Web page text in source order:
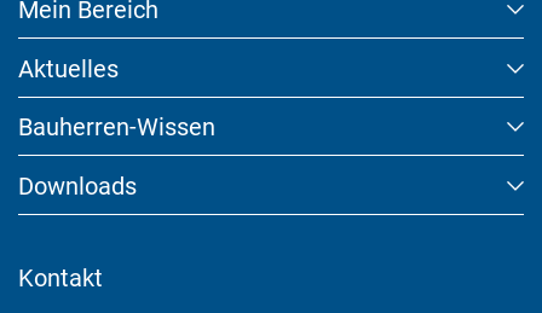
Kontakt
Mein Bereich
Aktuelles
Bauherren-Wissen
Downloads
Marketing und Statistik
Marketing und Statistik Cookies werden verwendet, um
anonymes Tracking zu aktivieren. Hierbei werden können
anonymisierte Daten an eventuelle Drittanbieter weitergeleitet.